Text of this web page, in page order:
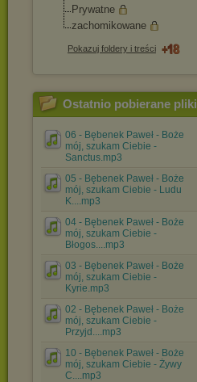
Prywatne
zachomikowane
Pokazuj foldery i treści
Ostatnio pobierane pliki
06 - Bębenek Paweł - Boże
mój, szukam Ciebie -
Sanctus.mp3
05 - Bębenek Paweł - Boże
mój, szukam Ciebie - Ludu
K....mp3
04 - Bębenek Paweł - Boże
mój, szukam Ciebie -
Błogos....mp3
03 - Bębenek Paweł - Boże
mój, szukam Ciebie -
Kyrie.mp3
02 - Bębenek Paweł - Boże
mój, szukam Ciebie -
Przyjd....mp3
10 - Bębenek Paweł - Boże
mój, szukam Ciebie - Żywy
C....mp3